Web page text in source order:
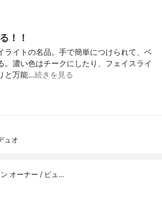
！！
ライトの名品。手で簡単につけられて、ベ
。濃い色はチークにしたり、フェイスライ
と万能…続きを見る
ュオ
オーナー / ビュ…